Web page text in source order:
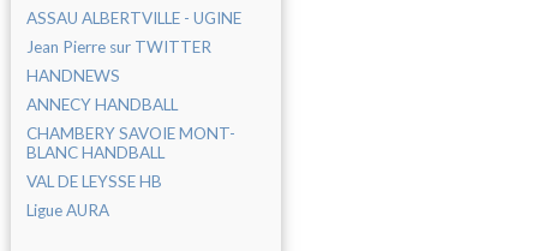
ASSAU ALBERTVILLE - UGINE
Jean Pierre sur TWITTER
HANDNEWS
ANNECY HANDBALL
CHAMBERY SAVOIE MONT-
BLANC HANDBALL
VAL DE LEYSSE HB
Ligue AURA